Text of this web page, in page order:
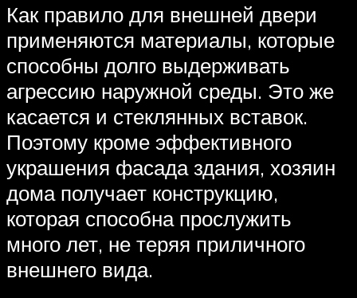
Как правило для внешней двери
применяются материалы, которые
способны долго выдерживать
агрессию наружной среды. Это же
касается и стеклянных вставок.
Поэтому кроме эффективного
украшения фасада здания, хозяин
дома получает конструкцию,
которая способна прослужить
много лет, не теряя приличного
внешнего вида.